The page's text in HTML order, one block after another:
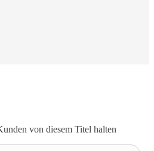
von diesem Titel halten